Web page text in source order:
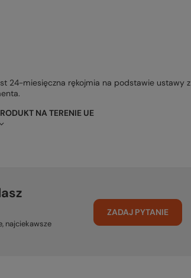
24-miesięczna rękojmia na podstawie ustawy z
NA TERENIE UE
najciekawsze
ZADAJ PYTANIE